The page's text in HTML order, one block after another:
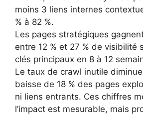
moins 3 liens internes
% à 82 %.
Les pages stratégiques
entre 12 % et 27 % de visibilité
clés principaux en 8 à 12
Le taux de crawl inutile
baisse de 18 % des pages
ni liens entrants. Ces chiffres
l’impact est mesurable, mais